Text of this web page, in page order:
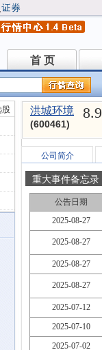
首 页
首 页
股 洪城环境
(600461)
公司简介
重大事件备忘录
公告日期
2025-08-27
2025-08-27
2025-08-27
2025-08-27
2025-07-12
2025-07-10
2025-07-02